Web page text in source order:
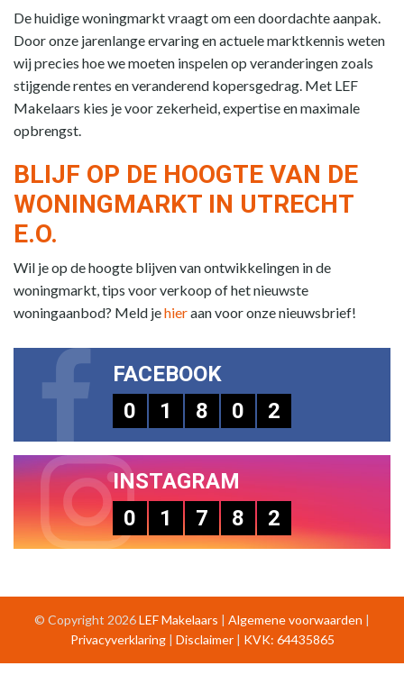
De huidige woningmarkt vraagt om een doordachte aanpak.
Door onze jarenlange ervaring en actuele marktkennis weten
wij precies hoe we moeten inspelen op veranderingen zoals
stijgende rentes en veranderend kopersgedrag. Met LEF
Makelaars kies je voor zekerheid, expertise en maximale
opbrengst.
BLIJF OP DE HOOGTE VAN DE
WONINGMARKT IN UTRECHT
E.O.
Wil je op de hoogte blijven van ontwikkelingen in de
woningmarkt, tips voor verkoop of het nieuwste
woningaanbod? Meld jehieraan voor onze nieuwsbrief!
FACEBOOK
0
1 8 0 2
INSTAGRAM
0
1 7 8 2
© Copyright 2026LEF Makelaars | Algemene voorwaarden |
Privacyverklaring| Disclaimer| KVK: 64435865